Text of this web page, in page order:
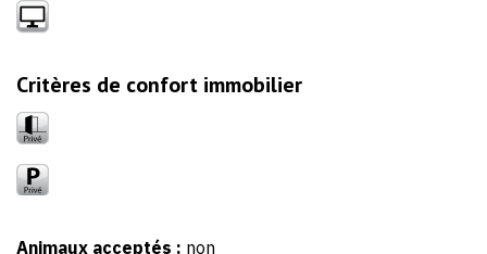
Critères de confort immobilier
Animaux acceptés : non